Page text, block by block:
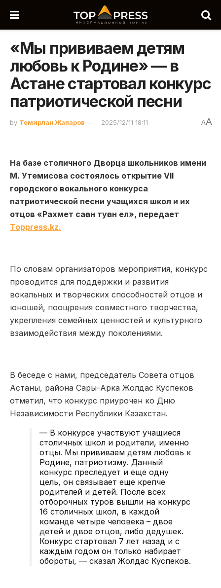
«Мы прививаем детям
любовь к Родине» — в
Астане стартовал конкурс
патриотической песни
by Темирлан Жапаров 2025/12/11 18:11 AA
На базе столичного Дворца школьников имени
М. Утемисова состоялось открытие VII
городского вокального конкурса
патриотической песни учащихся школ и их
отцов «Рахмет саған туған ел», передает
Toppress.kz.
По словам организаторов мероприятия, конкурс
проводится для поддержки и развития
вокальных и творческих способностей отцов и
юношей, поощрения совместного творчества,
укрепления семейных ценностей и культурного
взаимодействия между поколениями.
В беседе с нами, председатель Совета отцов
Астаны, района Сары-Арка Жолдас Куспеков
отметил, что конкурс приурочен ко Дню
Независимости Республики Казахстан.
— В конкурсе участвуют учащиеся
столичных школ и родители, именно
отцы. Мы прививаем детям любовь к
Родине, патриотизму. Данный
конкурс преследует и еще одну
цель, он связывает еще крепче
родителей и детей. После всех
отборочных туров вышли на конкурс
16 столичных школ, в каждой
команде четыре человека – двое
детей и двое отцов, либо дедушек.
Конкурс стартовал 7 лет назад и с
каждым годом он только набирает
обороты, — сказал Жолдас Куспеков.